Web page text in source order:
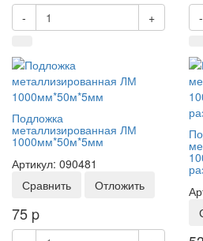
- + -
Подложка
металлизированная ЛМ
1000мм*50м*5мм
Артикул: 090481
Сравнить
Отложить
75 p